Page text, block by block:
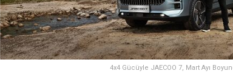
4x4 Gücüyle JAECOO 7, Mart Ayı